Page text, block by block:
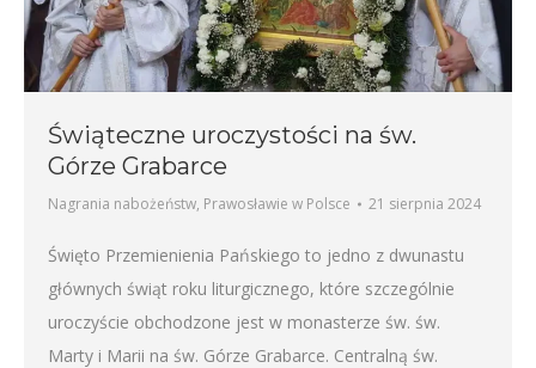
Świąteczne uroczystości na św.
Górze Grabarce
Nagrania nabożeństw, Prawosławie w Polsce 21 sierpnia 2024
Święto Przemienienia Pańskiego to jedno z dwunastu
głównych świąt roku liturgicznego, które szczególnie
uroczyście obchodzone jest w monasterze św. św.
Marty i Marii na św. Górze Grabarce. Centralną św.